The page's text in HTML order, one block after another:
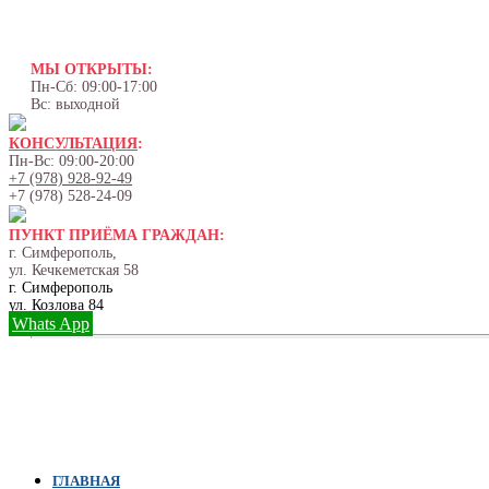
МЫ ОТКРЫТЫ:
Пн-Сб: 09:00-17:00
Вс: выходной
КОНСУЛЬТАЦИЯ:
Пн-Вс: 09:00-20:00
+7 (978) 928-92-49
+7 (978) 528-24-09
ПУНКТ ПРИЁМА ГРАЖДАН:
г. Симферополь,
ул. Кечкеметская 58
г. Симферополь
ул. Козлова 84
Whats App
ГЛАВНАЯ